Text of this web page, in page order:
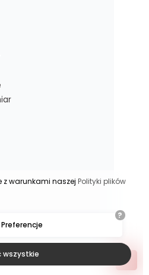
z warunkami naszej Polityki plików
?
Preferencje
wszystkie